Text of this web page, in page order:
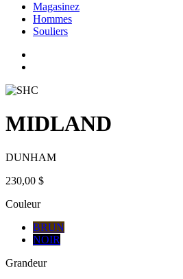
Magasinez
Hommes
Souliers
MIDLAND
DUNHAM
230,00 $
Couleur
BRUN
NOIR
Grandeur